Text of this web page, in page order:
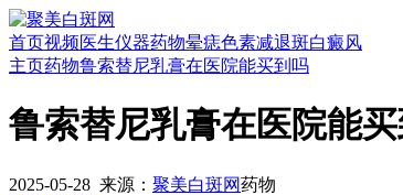
首页视频医生仪器药物晕痣色素减退斑白癜风
主页药物鲁索替尼乳膏在医院能买到吗
鲁索替尼乳膏在医院能
2025-05-28 来源： 聚美白斑网药物